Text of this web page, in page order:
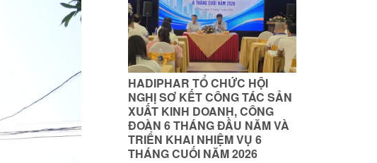
HADIPHAR TỔ CHỨC HỘI
NGHỊ SƠ KẾT CÔNG TÁC SẢN
XUẤT KINH DOANH, CÔNG
ĐOÀN 6 THÁNG ĐẦU NĂM VÀ
TRIỂN KHAI NHIỆM VỤ 6
THÁNG CUỐI NĂM 2026